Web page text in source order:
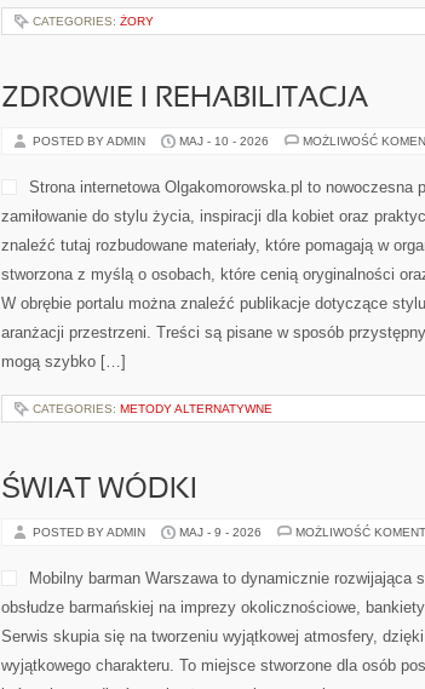
CATEGORIES: ŻORY
ZDROWIE I REHABILITACJA
POSTED BY ADMIN MAJ - 10 - 2026 MOŻLIWOŚĆ
Strona internetowa Olgakomorowska.pl to nowoczesna
zamiłowanie do stylu życia, inspiracji dla kobiet oraz
znaleźć tutaj rozbudowane materiały, które pomagają w
stworzona z myślą o osobach, które cenią oryginalności
W obrębie portalu można znaleźć publikacje dotyczące
aranżacji przestrzeni. Treści są pisane w sposób
mogą szybko […]
CATEGORIES: METODY ALTERNATYWNE
ŚWIAT WÓDKI
POSTED BY ADMIN MAJ - 9 - 2026 MOŻLIWOŚĆ
Mobilny barman Warszawa to dynamicznie rozwijająca
obsłudze barmańskiej na imprezy okolicznościowe,
Serwis skupia się na tworzeniu wyjątkowej atmosfery,
wyjątkowego charakteru. To miejsce stworzone dla osób